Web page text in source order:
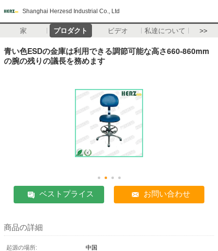
Shanghai Herzesd Industrial Co., Ltd
家 プロダクト ビデオ 私達について >>
青い色ESDの金庫は利用できる調節可能な高さ660-860mm
の腕の残りの議長を務めます
ベストプライス お問い合わせ
商品の詳細
起源の場所:
中国